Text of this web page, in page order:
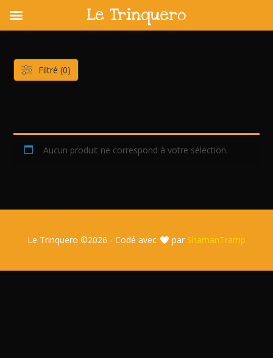
content
Aucun produit ne correspond à votre sélection.
Filtré (0)
Le Trinquero ©2026 - Codé avec par ShamanTramp
Le Trinquero